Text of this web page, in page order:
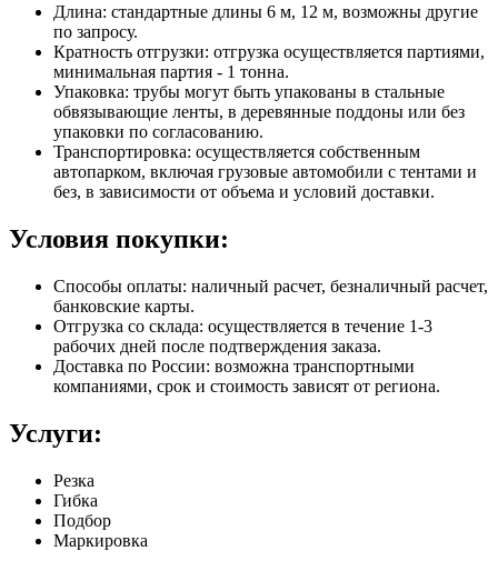
Длина: стандартные длины 6 м, 12 м, возможны другие
по запросу.
Кратность отгрузки: отгрузка осуществляется партиями,
минимальная партия - 1 тонна.
Упаковка: трубы могут быть упакованы в стальные
обвязывающие ленты, в деревянные поддоны или без
упаковки по согласованию.
Транспортировка: осуществляется собственным
автопарком, включая грузовые автомобили с тентами и
без, в зависимости от объема и условий доставки.
Условия покупки:
Способы оплаты: наличный расчет, безналичный расчет,
банковские карты.
Отгрузка со склада: осуществляется в течение 1-3
рабочих дней после подтверждения заказа.
Доставка по России: возможна транспортными
компаниями, срок и стоимость зависят от региона.
Услуги:
Резка
Гибка
Подбор
Маркировка